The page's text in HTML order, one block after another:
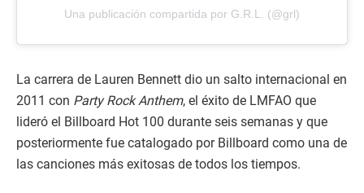
Una publicación compartida por G.R.L. (@grl)
La carrera de Lauren Bennett dio un salto internacional en
2011 con Party Rock Anthem, el éxito de LMFAO que
lideró el Billboard Hot 100 durante seis semanas y que
posteriormente fue catalogado por Billboard como una de
las canciones más exitosas de todos los tiempos.